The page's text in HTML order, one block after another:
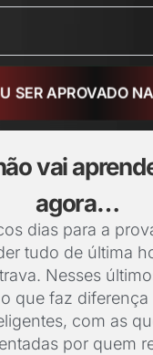
SER APROVADO
vai
agora…
dias para a
tudo de última
Nesses
que faz diferença
com as
por quem